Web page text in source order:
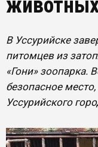
В Уссурийске
питомцев из
«Гони» зоопарка.
безопасное
Уссурийского